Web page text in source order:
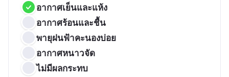
อากาศเย็นและแห้ง
อากาศร้อนและชื้น
พายุฝนฟ้าคะนองบ่อย
อากาศหนาวจัด
ไม่มีผลกระทบ